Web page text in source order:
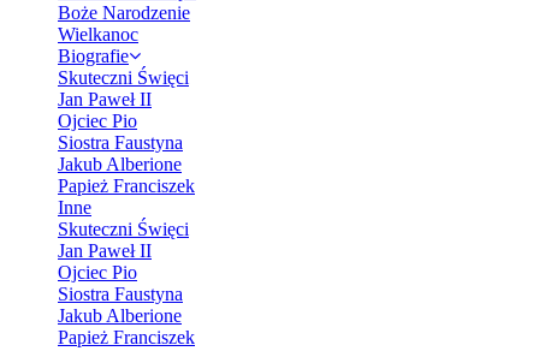
Boże Narodzenie
Wielkanoc
Biografie
Skuteczni Święci
Jan Paweł II
Ojciec Pio
Siostra Faustyna
Jakub Alberione
Papież Franciszek
Inne
Skuteczni Święci
Jan Paweł II
Ojciec Pio
Siostra Faustyna
Jakub Alberione
Papież Franciszek